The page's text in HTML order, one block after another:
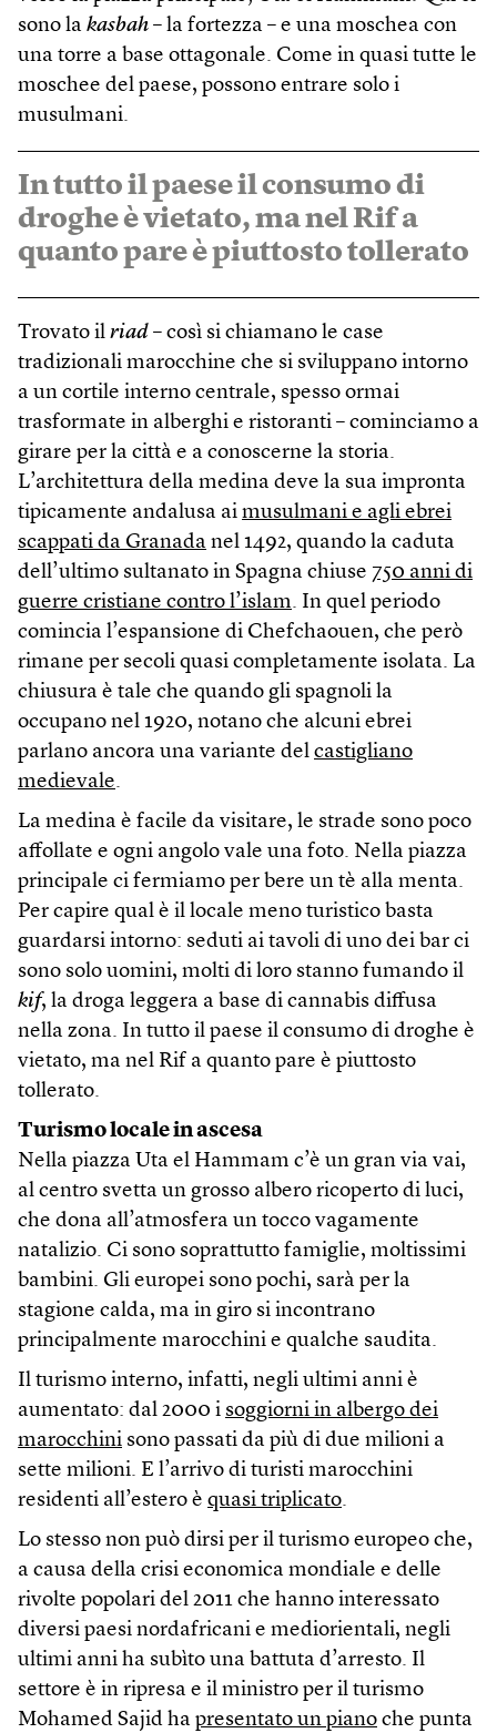
sono la kasbah – la fortezza – e una moschea con
una torre a base ottagonale. Come in quasi tutte le
moschee del paese, possono entrare solo i
musulmani.
In tutto il paese il consumo di
droghe è vietato, ma nel Rif a
quanto pare è piuttosto tollerato
Trovato il riad – così si chiamano le case
tradizionali marocchine che si sviluppano intorno
a un cortile interno centrale, spesso ormai
trasformate in alberghi e ristoranti – cominciamo a
girare per la città e a conoscerne la storia.
L’architettura della medina deve la sua impronta
tipicamente andalusa ai musulmani e agli ebrei
scappati da Granada nel 1492, quando la caduta
dell’ultimo sultanato in Spagna chiuse 750 anni di
guerre cristiane contro l’islam. In quel periodo
comincia l’espansione di Chefchaouen, che però
rimane per secoli quasi completamente isolata. La
chiusura è tale che quando gli spagnoli la
occupano nel 1920, notano che alcuni ebrei
parlano ancora una variante del castigliano
medievale.
La medina è facile da visitare, le strade sono poco
affollate e ogni angolo vale una foto. Nella piazza
principale ci fermiamo per bere un tè alla menta.
Per capire qual è il locale meno turistico basta
guardarsi intorno: seduti ai tavoli di uno dei bar ci
sono solo uomini, molti di loro stanno fumando il
kif, la droga leggera a base di cannabis diffusa
nella zona. In tutto il paese il consumo di droghe è
vietato, ma nel Rif a quanto pare è piuttosto
tollerato.
Turismo locale in ascesa
Nella piazza Uta el Hammam c’è un gran via vai,
al centro svetta un grosso albero ricoperto di luci,
che dona all’atmosfera un tocco vagamente
natalizio. Ci sono soprattutto famiglie, moltissimi
bambini. Gli europei sono pochi, sarà per la
stagione calda, ma in giro si incontrano
principalmente marocchini e qualche saudita.
Il turismo interno, infatti, negli ultimi anni è
aumentato: dal 2000 i soggiorni in albergo dei
marocchini sono passati da più di due milioni a
sette milioni. E l’arrivo di turisti marocchini
residenti all’estero è quasi triplicato.
Lo stesso non può dirsi per il turismo europeo che,
a causa della crisi economica mondiale e delle
rivolte popolari del 2011 che hanno interessato
diversi paesi nordafricani e mediorientali, negli
ultimi anni ha subìto una battuta d’arresto. Il
settore è in ripresa e il ministro per il turismo
Mohamed Sajid ha presentato un piano che punta